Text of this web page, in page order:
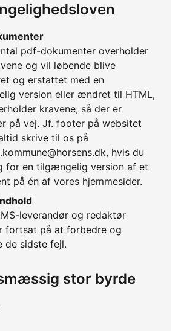
pdf-dokumenter overholder
og vil løbende blive
og erstattet med en
version eller ændret til HTML,
kravene; så der er
på vej. Jf. footer på websitet
skrive til os på
hvis du
for en tilgængelig version af et
på én af vores hjemmesider.
leverandør og redaktør
fortsat på at forbedre og
de sidste fejl.
stor byrde